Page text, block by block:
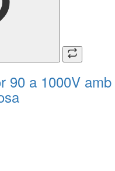
90 a 1000V amb